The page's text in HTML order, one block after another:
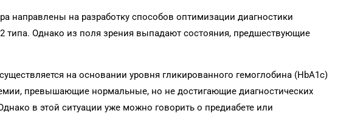
направлены на разработку способов оптимизации диагностики
Однако из поля зрения выпадают состояния, предшествующие
на основании уровня гликированного гемоглобина (HbA1c)
превышающие нормальные, но не достигающие диагностических
в этой ситуации уже можно говорить о предиабете или